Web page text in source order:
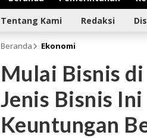
Tentang Kami Redaksi
Beranda Ekonomi
Mulai Bisnis
Jenis Bisnis
Keuntungan